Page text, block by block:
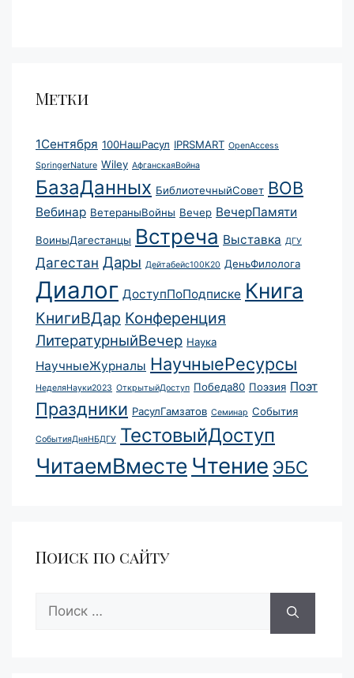
Метки
1Сентября 100НашРасул IPRSMART OpenAccess
SpringerNature Wiley АфганскаяВойна
БазаДанных БиблиотечныйСовет ВОВ
Вебинар ВетераныВойны Вечер ВечерПамяти
ВоиныДагестанцы Встреча Выставка ДГУ
Дагестан Дары Дейтабейс100К20 ДеньФилолога
Диалог ДоступПоПодписке Книга
КнигиВДар Конференция
ЛитературныйВечер Наука
НаучныеЖурналы НаучныеРесурсы
НеделяНауки2023 ОткрытыйДоступ Победа80 Поэзия Поэт
Праздники РасулГамзатов Семинар События
СобытияДняНБДГУ ТестовыйДоступ
ЧитаемВместе Чтение ЭБС
Поиск по сайту